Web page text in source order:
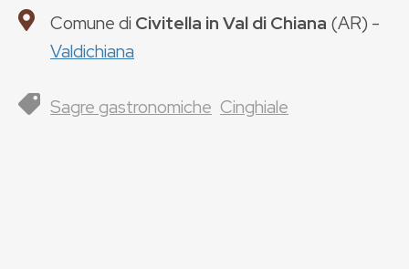
Comune di Civitella in Val di Chiana (AR) -
Valdichiana
Sagre gastronomiche Cinghiale